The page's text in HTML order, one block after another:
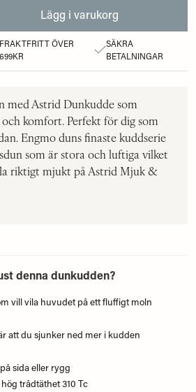
Lägg i varukorg
FRAKTFRITT ÖVER
699KR
SÄKRA
BETALNINGAR
med Astrid Dunkudde som
komfort. Perfekt för dig som
Engmo duns finaste kuddserie
som är stora och luftiga vilket
riktigt mjukt på Astrid Mjuk &
denna dunkudden?
vill vila huvudet på ett fluffigt moln
att du sjunker ned mer i kudden
sida eller rygg
trådtäthet 310 Tc